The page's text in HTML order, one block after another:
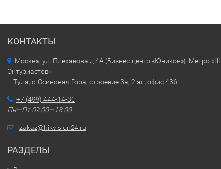
КОНТАКТЫ
Москва, ул. Плеханова д.4А (Бизнес-центр «Юникон»). Метро
Энтузиастов»
г. Тула, с. Осиновая Гора, строение 3а, 2 эт., офис 436
+7 (499) 444-14-30
Пн—Пт 09:00—18:00
zakaz@hikvision24.ru
РАЗДЕЛЫ